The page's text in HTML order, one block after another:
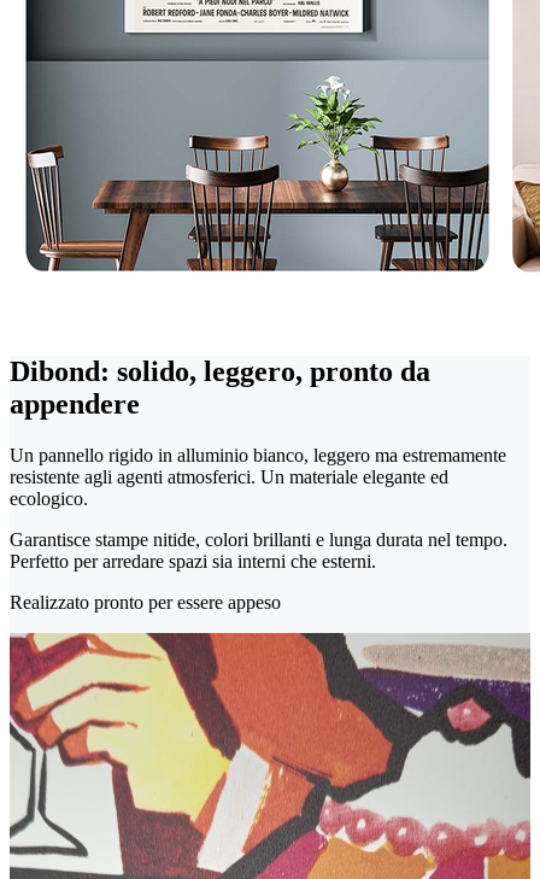
Dibond: solido, leggero, pronto da
appendere
Un pannello rigido in alluminio bianco, leggero ma estremamente
resistente agli agenti atmosferici. Un materiale elegante ed
ecologico.
Garantisce stampe nitide, colori brillanti e lunga durata nel tempo.
Perfetto per arredare spazi sia interni che esterni.
Realizzato pronto per essere appeso